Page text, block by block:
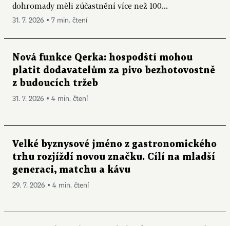
dohromady měli zúčastnění více než 100...
31. 7. 2026 ▪ 7 min. čtení
Nová funkce Qerka: hospodští mohou
platit dodavatelům za pivo bezhotovostně
z budoucích tržeb
31. 7. 2026 ▪ 4 min. čtení
Velké byznysové jméno z gastronomického
trhu rozjíždí novou značku. Cílí na mladší
generaci, matchu a kávu
29. 7. 2026 ▪ 4 min. čtení